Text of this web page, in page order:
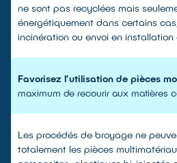
ne sont pas recyclées mais
énergétiquement dans certains
incinération ou envoi en
Favorisez l’utilisation de pièces
maximum de recourir aux matières
Les procédés de broyage ne
totalement les pièces